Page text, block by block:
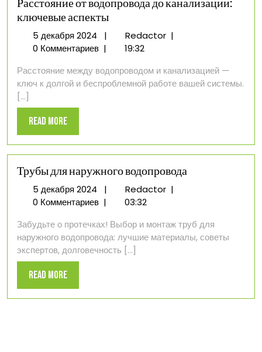
Расстояние от водопровода до канализации:
ключевые аспекты
5 декабря 20245
декабря
| RedactorРасстояние
до
канализации:
|
0 Комментариев |
19:32
Расстояние между водопроводом и канализацией —
ключ к долгой и беспроблемной работе вашей системы.
[...]
Read MoreRead
More
Трубы для наружного водопровода
5 декабря 20245
декабря
| RedactorТрубы
водопровода
|
0 Комментариев |
03:32
Забудьте о протечках! Выбор и монтаж труб для
наружного водопровода: лучшие материалы, советы
экспертов, долговечность [...]
Read MoreRead
More